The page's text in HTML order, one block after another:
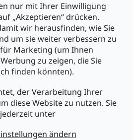
nur mit Ihrer Einwilligung
„Akzeptieren“ drücken.
wir herausfinden, wie Sie
um sie weiter verbessern zu
Marketing (um Ihnen
zu zeigen, die Sie
finden könnten).
der Verarbeitung Ihrer
diese Website zu nutzen. Sie
unter
ändern
und wir werden Ihnen Informationen
E-Shop zusenden.